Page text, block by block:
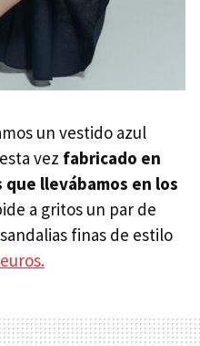
un vestido azul
vez fabricado en
llevábamos en los
a gritos un par de
finas de estilo